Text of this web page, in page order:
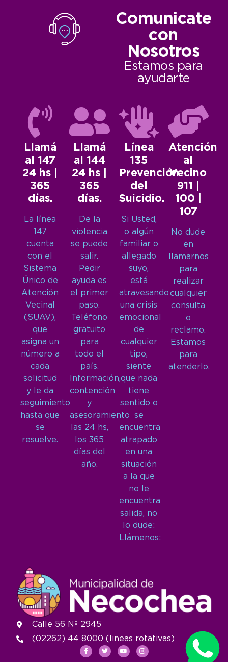
Comunicate
con
Nosotros
Estamos para
ayudarte
Llamá
al 147
24 hs |
365
días.
La línea
147
cuenta
con el
Sistema
Único de
Atención
Vecinal
(SUAV),
que
asigna un
número a
cada
solicitud
y le da
seguimiento
hasta que
se
resuelve.
Llamá
al 144
24 hs |
365
días.
De la
violencia
se puede
salir.
Pedir
ayuda es
el primer
paso.
Teléfono
gratuito
para
todo el
país.
Información,
contención
y
asesoramiento
las 24 hs,
los 365
días del
año.
Línea
135
Prevención
del
Suicidio.
Si Usted,
o algún
familiar o
allegado
suyo,
está
atravesando
una crisis
emocional
de
cualquier
tipo,
siente
que nada
tiene
sentido o
se
encuentra
atrapado
en una
situación
a la que
no le
encuentra
salida, no
lo dude:
Llámenos:
Atención
al
Vecino
911 |
100 |
107
No dude
en
llamarnos
para
realizar
cualquier
consulta
o
reclamo.
Estamos
para
atenderlo.
Calle 56 Nº 2945
(02262) 44 8000 (lineas rotativas)